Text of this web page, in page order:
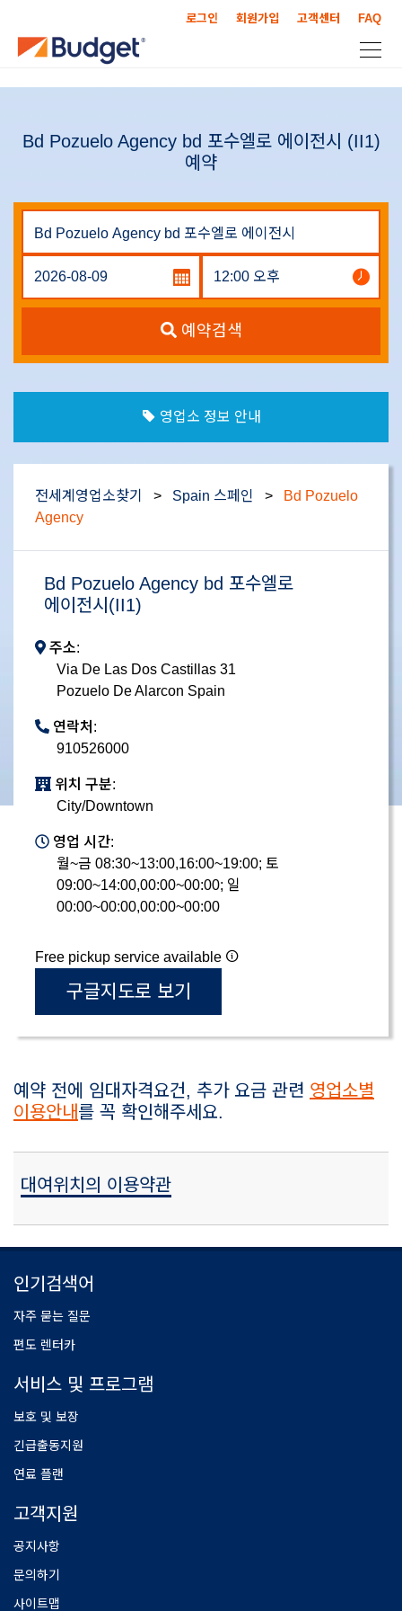
로그인 회원가입 고객센터 FAQ
Bd Pozuelo Agency bd 포수엘로 에이전시 (II1)
예약
예약검색
영업소 정보 안내
전세계영업소찾기 > Spain 스페인 >
Bd Pozuelo
Agency
Bd Pozuelo Agency bd 포수엘로
에이전시(II1)
주소:
Via De Las Dos Castillas 31
Pozuelo De Alarcon Spain
연락처:
910526000
위치 구분:
City/Downtown
영업 시간:
월~금 08:30~13:00,16:00~19:00; 토
09:00~14:00,00:00~00:00; 일
00:00~00:00,00:00~00:00
Free pickup service available
구글지도로 보기
예약 전에 임대자격요건, 추가 요금 관련 영업소별
이용안내를 꼭 확인해주세요.
대여위치의 이용약관
인기검색어
자주 묻는 질문
편도 렌터카
서비스 및 프로그램
보호 및 보장
긴급출동지원
연료 플랜
고객지원
공지사항
문의하기
사이트맵